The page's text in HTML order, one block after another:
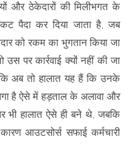
और ठेकेदारों की मिलीभगत के
पैदा कर दिया जाता है, जब
को रकम का भुगतान किया जा
पर कार्रवाई क्यों नहीं की जा
कि अब तो हालात यह हैं कि उनके
है ऐसे में हड़ताल के अलावा और
भी हालात ऐसे ही बने थे, जबकि
आउटसोर्स सफाई कर्मचारी